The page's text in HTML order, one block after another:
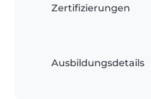
Zertifizierungen
Ausbildungsdetails